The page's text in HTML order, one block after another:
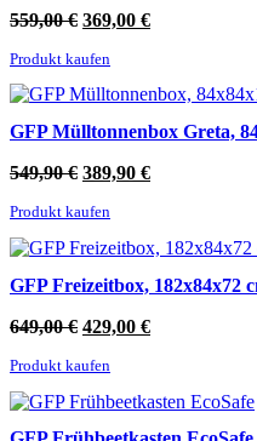
559,00€ Ursprünglicher
war:
559,00 €
369,00 €Aktueller
369,00 €.
Produkt kaufen
GFP Mülltonnenbox Greta,
549,90€ Ursprünglicher
war:
549,90 €
389,90 €Aktueller
389,90 €.
Produkt kaufen
GFP Freizeitbox, 182x84x72
649,00€ Ursprünglicher
war:
649,00 €
429,00 €Aktueller
429,00 €.
Produkt kaufen